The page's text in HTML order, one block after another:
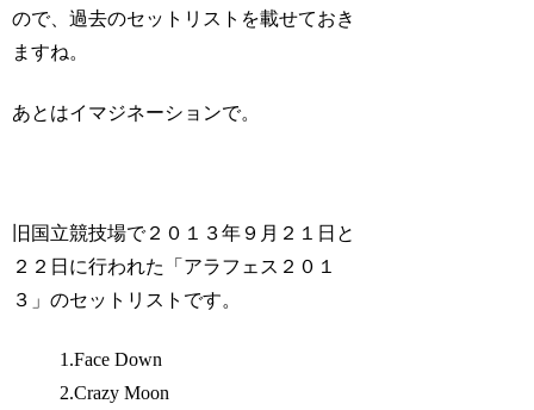
ので、過去のセットリストを載せておき
ますね。
あとはイマジネーションで。
旧国立競技場で２０１３年９月２１日と
２２日に行われた「アラフェス２０１
３」のセットリストです。
1.Face Down
2.Crazy Moon